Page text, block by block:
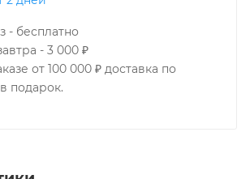
- бесплатно
- 3 000 ₽
от 100 000 ₽ доставка по
подарок.